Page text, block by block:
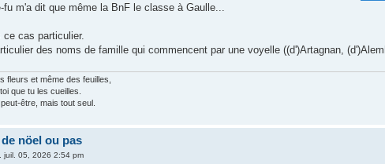
fu m'a dit que même la BnF le classe à Gaulle...
ce cas particulier.
des noms de famille qui commencent par une voyelle ((d')Artagnan,
fleurs et même des feuilles,
que tu les cueilles.
être, mais tout seul.
nöel ou pas
juil. 05, 2026 2:54 pm